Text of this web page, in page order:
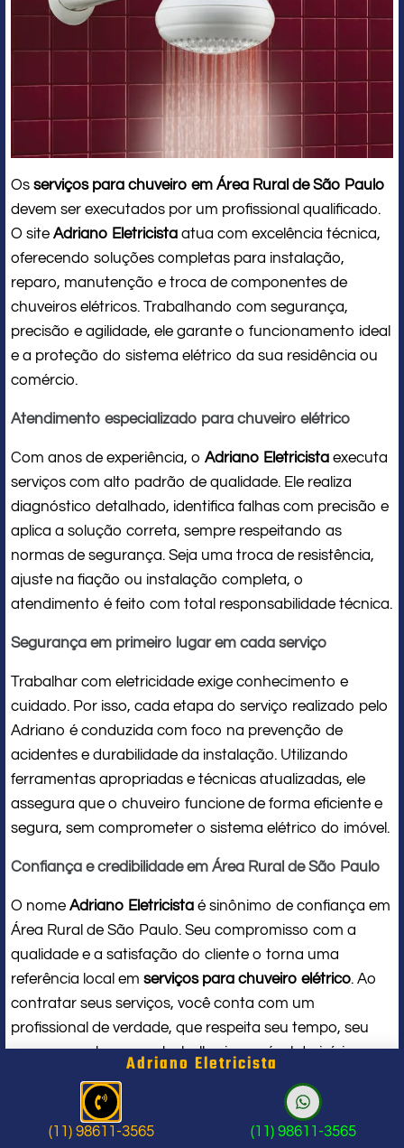
Os serviços para chuveiro em Área Rural de São Paulo
devem ser executados por um profissional qualificado.
O site Adriano Eletricista atua com excelência técnica,
oferecendo soluções completas para instalação,
reparo, manutenção e troca de componentes de
chuveiros elétricos. Trabalhando com segurança,
precisão e agilidade, ele garante o funcionamento ideal
e a proteção do sistema elétrico da sua residência ou
comércio.
Atendimento especializado para chuveiro elétrico
Com anos de experiência, o Adriano Eletricista executa
serviços com alto padrão de qualidade. Ele realiza
diagnóstico detalhado, identifica falhas com precisão e
aplica a solução correta, sempre respeitando as
normas de segurança. Seja uma troca de resistência,
ajuste na fiação ou instalação completa, o
atendimento é feito com total responsabilidade técnica.
Segurança em primeiro lugar em cada serviço
Trabalhar com eletricidade exige conhecimento e
cuidado. Por isso, cada etapa do serviço realizado pelo
Adriano é conduzida com foco na prevenção de
acidentes e durabilidade da instalação. Utilizando
ferramentas apropriadas e técnicas atualizadas, ele
assegura que o chuveiro funcione de forma eficiente e
segura, sem comprometer o sistema elétrico do imóvel.
Confiança e credibilidade em Área Rural de São Paulo
O nome Adriano Eletricista é sinônimo de confiança em
Área Rural de São Paulo. Seu compromisso com a
qualidade e a satisfação do cliente o torna uma
referência local em serviços para chuveiro elétrico. Ao
contratar seus serviços, você conta com um
profissional de verdade, que respeita seu tempo, seu
espaço e entrega um trabalho impecável do início ao
Problema com chuveiro: sinais que
Adriano Eletricista
(11) 98611-3565 (11) 98611-3565